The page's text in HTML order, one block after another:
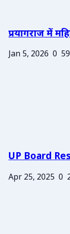
प्रयागराज में
Jan 5, 2026 0 59
UP Board
Apr 25, 2025 0